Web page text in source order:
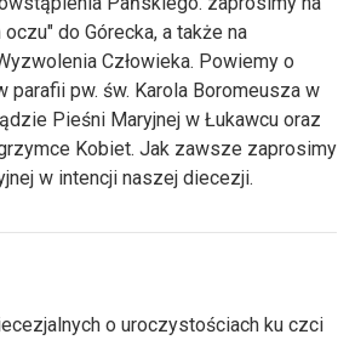
do Górecka, a także na
Człowieka. Powiemy o
parafii pw. św. Karola Boromeusza w
Pieśni Maryjnej w Łukawcu oraz
Kobiet. Jak zawsze zaprosimy
w intencji naszej diecezji.
o uroczystościach ku czci